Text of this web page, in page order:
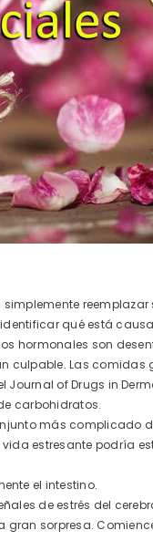
qué está
hormonales son
culpable. Las
Journal of Drugs in
carbohidratos.
más complicado
estresante podría
el intestino.
de estrés del
sorpresa.